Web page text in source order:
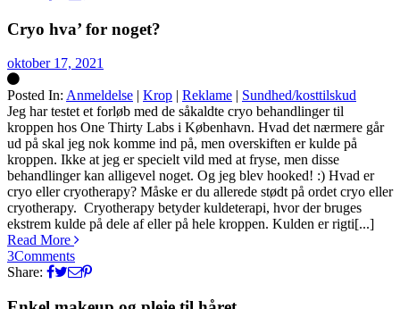
Cryo hva’ for noget?
oktober 17, 2021
Posted In: Anmeldelse | Krop | Reklame | Sundhed/kosttilskud
Silke
Jeg har testet et forløb med de såkaldte cryo behandlinger til
kroppen hos One Thirty Labs i København. Hvad det nærmere går
ud på skal jeg nok komme ind på, men overskiften er kulde på
kroppen. Ikke at jeg er specielt vild med at fryse, men disse
behandlinger kan alligevel noget. Og jeg blev hooked! :) Hvad er
cryo eller cryotherapy? Måske er du allerede stødt på ordet cryo eller
cryotherapy. Cryotherapy betyder kuldeterapi, hvor der bruges
ekstrem kulde på dele af eller på hele kroppen. Kulden er rigti[...]
Read More
3Comments
Share: